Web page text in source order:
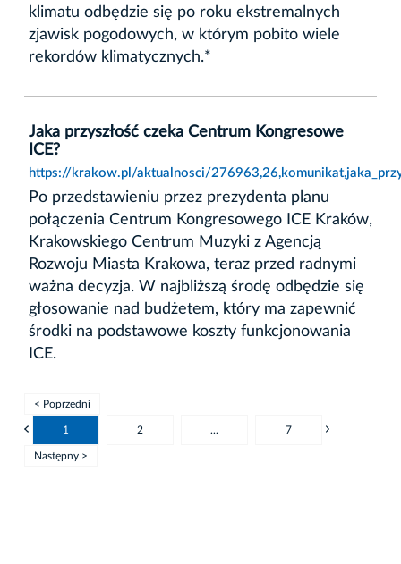
klimatu odbędzie się po roku ekstremalnych
zjawisk pogodowych, w którym pobito wiele
rekordów klimatycznych.*
Jaka przyszłość czeka Centrum Kongresowe
ICE?
https://krakow.pl/aktualnosci/
Po przedstawieniu przez prezydenta planu
połączenia Centrum Kongresowego ICE Kraków,
Krakowskiego Centrum Muzyki z Agencją
Rozwoju Miasta Krakowa, teraz przed radnymi
ważna decyzja. W najbliższą środę odbędzie się
głosowanie nad budżetem, który ma zapewnić
środki na podstawowe koszty funkcjonowania
ICE.
< Poprzedni
1 2 ... 7
Następny >